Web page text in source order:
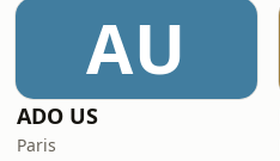
AU
ADO US
Paris